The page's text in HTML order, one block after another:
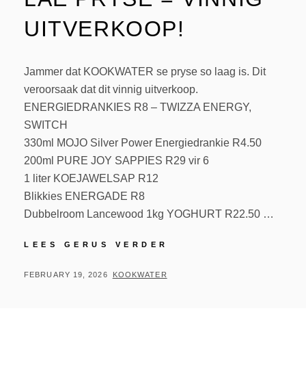
UITVERKOOP!
Jammer dat KOOKWATER se pryse so laag is. Dit
veroorsaak dat dit vinnig uitverkoop.
ENERGIEDRANKIES R8 – TWIZZA ENERGY,
SWITCH
330ml MOJO Silver Power Energiedrankie R4.50
200ml PURE JOY SAPPIES R29 vir 6
1 liter KOEJAWELSAP R12
Blikkies ENERGADE R8
Dubbelroom Lancewood 1kg YOGHURT R22.50 …
LEES GERUS VERDER
FEBRUARY 19, 2026 KOOKWATER